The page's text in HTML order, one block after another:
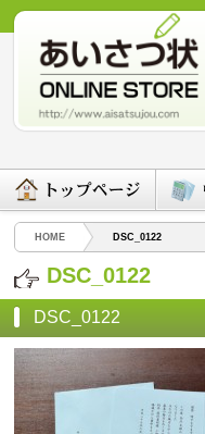
HOME DSC_0122
DSC_0122
DSC_0122